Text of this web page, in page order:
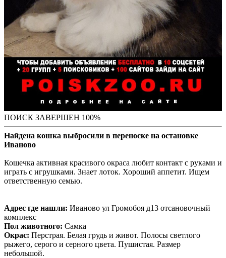
ПОИСК ЗАВЕРШЕН 100%
Найдена кошка выбросили в переноске на остановке
Иваново
Кошечка активная красивого окраса любит контакт с руками и
играть с игрушками. Знает лоток. Хороший аппетит. Ищем
ответственную семью.
Адрес где нашли: Иваново ул Громобоя д13 отсановочный
комплекс
Пол животного: Самка
Окрас: Перстрая. Белая грудь и живот. Полосы светлого
рыжего, серого и серного цвета. Пушистая. Размер
небольшой.